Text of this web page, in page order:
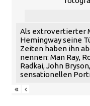
Als extrovertierter
Hemingway seine
Zeiten haben ihn
nennen: Man Ray,
Radkai, John
sensationellen
«
‹